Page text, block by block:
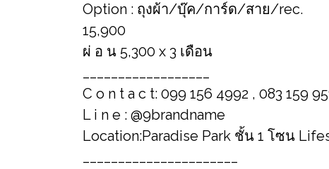
Option : ถุงผ้า/บุ๊ค/การ์ด/สาย/rec.
15,900
ผ่ อ น 5,300 x 3 เดือน
C o n t a c t: 099 156 4992 , 083 159
L i n e : @9brandname
Location:Paradise Park ชั้น 1 โซน